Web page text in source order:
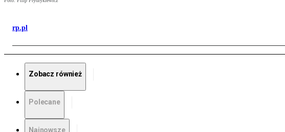
rp.pl
Zobacz również
Polecane
Najnowsze